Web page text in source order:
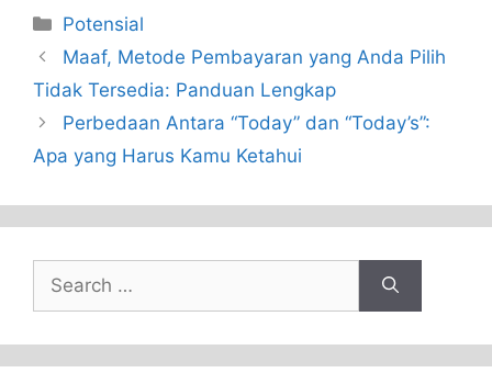
Categories
Potensial
Maaf, Metode Pembayaran yang Anda Pilih
Tidak Tersedia: Panduan Lengkap
Perbedaan Antara “Today” dan “Today’s”:
Apa yang Harus Kamu Ketahui
Search
for: